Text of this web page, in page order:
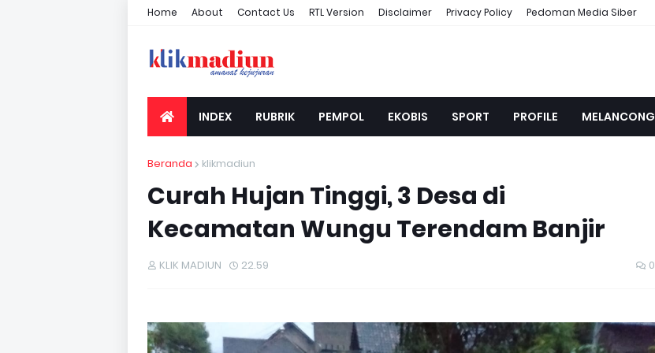
Home About Contact Us RTL Version Disclaimer Privacy Policy Pedoman Media Siber
INDEX RUBRIK PEMPOL EKOBIS SPORT PROFILE MELANCONG
Beranda klikmadiun
Curah Hujan Tinggi, 3 Desa di
Kecamatan Wungu Terendam Banjir
KLIK MADIUN 22.59 0